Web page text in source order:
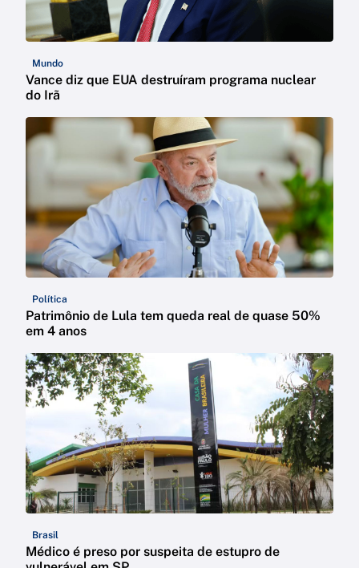
Mundo
Vance diz que EUA destruíram programa nuclear
do Irã
Política
Patrimônio de Lula tem queda real de quase 50%
em 4 anos
Brasil
Médico é preso por suspeita de estupro de